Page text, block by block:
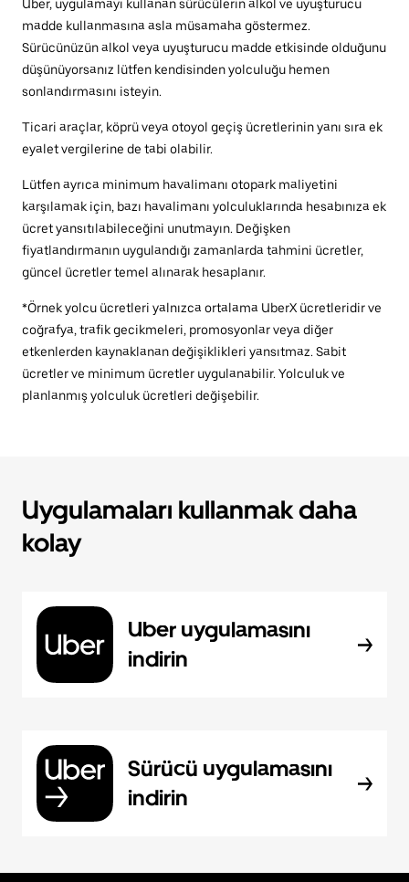
Uber, uygulamayı kullanan sürücülerin alkol ve uyuşturucu
madde kullanmasına asla müsamaha göstermez.
Sürücünüzün alkol veya uyuşturucu madde etkisinde olduğunu
düşünüyorsanız lütfen kendisinden yolculuğu hemen
sonlandırmasını isteyin.
Ticari araçlar, köprü veya otoyol geçiş ücretlerinin yanı sıra ek
eyalet vergilerine de tabi olabilir.
Lütfen ayrıca minimum havalimanı otopark maliyetini
karşılamak için, bazı havalimanı yolculuklarında hesabınıza ek
ücret yansıtılabileceğini unutmayın. Değişken
fiyatlandırmanın uygulandığı zamanlarda tahmini ücretler,
güncel ücretler temel alınarak hesaplanır.
*Örnek yolcu ücretleri yalnızca ortalama UberX ücretleridir ve
coğrafya, trafik gecikmeleri, promosyonlar veya diğer
etkenlerden kaynaklanan değişiklikleri yansıtmaz. Sabit
ücretler ve minimum ücretler uygulanabilir. Yolculuk ve
planlanmış yolculuk ücretleri değişebilir.
Uygulamaları kullanmak daha
kolay
Uber uygulamasını
indirin
Sürücü uygulamasını
indirin